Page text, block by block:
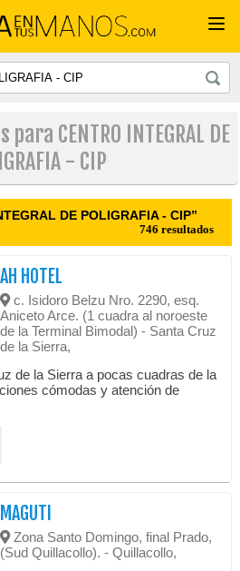
CENTRO INTEGRAL DE
- CIP
DE POLIGRAFIA - CIP”
746 resultados
AH HOTEL
c. Isidoro Belzu Nro. 2290, esq.
Aniceto Arce. (1 cuadra al noroeste
de la Terminal Bimodal) - Santa Cruz
de la Sierra,
de la Sierra a pocas cuadras de la
cómodas y atención de
MAGUTI
Zona Santo Domingo, final Prado,
(Sud Quillacollo). - Quillacollo,